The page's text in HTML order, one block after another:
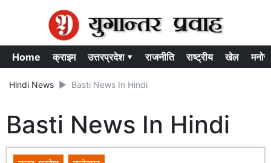
Home क्राइम उत्तरप्रदेश ▾ राजनीति राष्ट्रीय खेल
Hindi News Basti News In Hindi
Basti News In Hindi